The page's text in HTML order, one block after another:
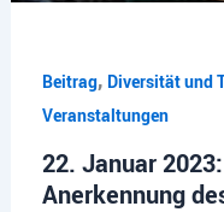
Beitrag, Diversität und
Veranstaltungen
22. Januar
Anerkennung